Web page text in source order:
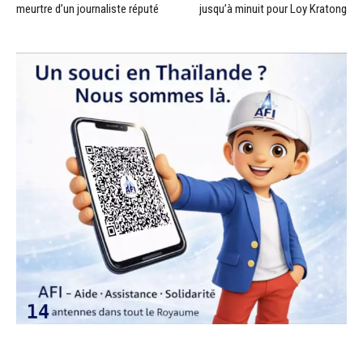
meurtre d’un journaliste réputé
jusqu’à minuit pour Loy Kratong